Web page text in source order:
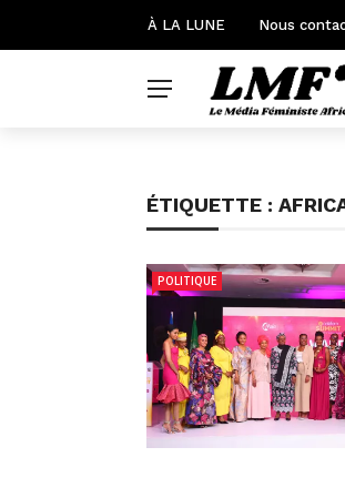
À LA LUNE Nous
ÉTIQUETTE :
POLITIQUE